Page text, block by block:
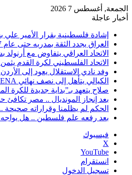
الجمعة, أغسطس 7 2026
أخبار عاجلة
إشادة فلسطينية بقرار الأمير
العراق يجدد الثقة بمدربه حتى عام 2027 | رياضة عربية
الاتحاد العراقي يتفاوض مع
الاتحاد الفلسطيني لكرة القدم
وفد نادي الاستقلال يعود إلى
الكيالي يتأهل إلى نصف نهائي PFL MENA ويواصل حلمه في الرياض | رياضة عربية
صلاح يتعهد بـ”بداية جديدة للكرة
بعد إنجاز المونديال .. مصر
الحكم لم يظلمنا وقراراته
بعد رفعه علم فلسطين .. هل
فيسبوك
‫X
‫YouTube
انستقرام
تسجيل الدخول